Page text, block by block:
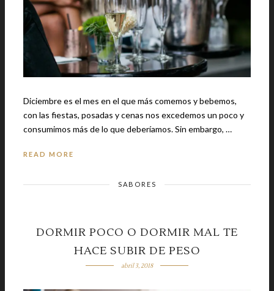
Diciembre es el mes en el que más comemos y bebemos,
con las fiestas, posadas y cenas nos excedemos un poco y
consumimos más de lo que deberíamos. Sin embargo, …
READ MORE
SABORES
DORMIR POCO O DORMIR MAL TE
HACE SUBIR DE PESO
abril 3, 2018